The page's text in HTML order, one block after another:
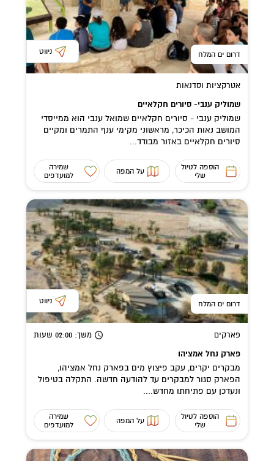
דרום ים המלח ניווט
אטרקציות וסדנאות
שמוליק ענבי- סיורים חקלאיים
שמוליק ענבי - סיורים חקלאיים שמואל ענבי הוא ממייסדי
המושב נאות הכיכר, מראשוני מקימי ענף התמרים ומקיים
סיורים חקלאיים באזור מבודד...
הוספה לטיול
שלי
על המפה
שמירה
למועדפים
דרום ים המלח ניווט
פארקים משך: 02:00 שעות
פארק נחל אמציהו
מבקרים יקרים, עקב פיצוץ מים בפארק נחל אמציהו,
הפארק סגור למבקרים עד להודעה חדשה. התקלה בטיפול
ונעדכן עם פתיחתו מחדש....
הוספה לטיול
שלי
על המפה
שמירה
למועדפים